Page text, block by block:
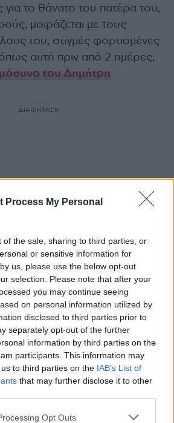
Process My Personal
of the sale, sharing to third parties, or
or sensitive information for
us, please use the below opt-out
selection. Please note that after your
you may continue seeing
on personal information utilized by
disclosed to third parties prior to
separately opt-out of the further
information by third parties on the
participants. This information may
to third parties on the IAB’s List of
that may further disclose it to other
website/app uses one or more Google
Opt Outs
το θάνατο του πατέρα του,
μοιράζεται με τους
του, στιγμές φορτισμένες
αυτή πριν από 2 ημέρες,
του Δημήτρη
ΔΙΑΦΗΜΙΣΗ